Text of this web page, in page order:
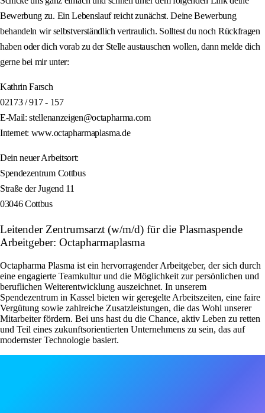
Bewerbung zu. Ein Lebenslauf reicht zunächst. Deine Bewerbung
behandeln wir selbstverständlich vertraulich. Solltest du noch Rückfragen
haben oder dich vorab zu der Stelle austauschen wollen, dann melde dich
gerne bei mir unter:
Kathrin Farsch
02173 / 917 - 157
E-Mail: stellenanzeigen@octapharma.com
Internet: www.octapharmaplasma.de
Dein neuer Arbeitsort:
Spendezentrum Cottbus
Straße der Jugend 11
03046 Cottbus
Leitender Zentrumsarzt (w/m/d) für die Plasmaspende
Arbeitgeber: Octapharmaplasma
Octapharma Plasma ist ein hervorragender Arbeitgeber, der sich durch
eine engagierte Teamkultur und die Möglichkeit zur persönlichen und
beruflichen Weiterentwicklung auszeichnet. In unserem
Spendezentrum in Kassel bieten wir geregelte Arbeitszeiten, eine faire
Vergütung sowie zahlreiche Zusatzleistungen, die das Wohl unserer
Mitarbeiter fördern. Bei uns hast du die Chance, aktiv Leben zu retten
und Teil eines zukunftsorientierten Unternehmens zu sein, das auf
modernster Technologie basiert.